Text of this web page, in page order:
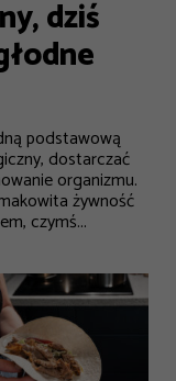
dziś
podstawową
dostarczać
organizmu.
żywność
czymś...